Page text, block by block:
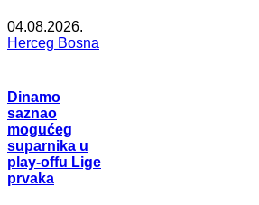
04.08.2026.
Herceg Bosna
Dinamo
saznao
mogućeg
suparnika u
play-offu Lige
prvaka